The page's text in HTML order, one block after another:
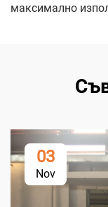
максимално
03
Nov